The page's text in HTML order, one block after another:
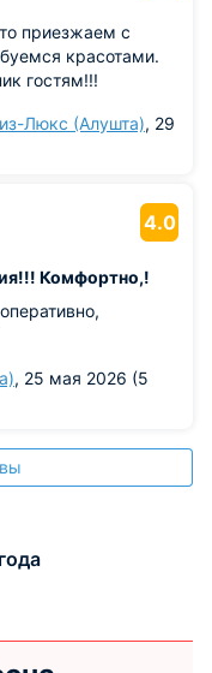
приезжаем с
красотами.
гостям!!!
Люкс (Алушта), 29
4.0
Комфортно,!
, 25 мая 2026 (5